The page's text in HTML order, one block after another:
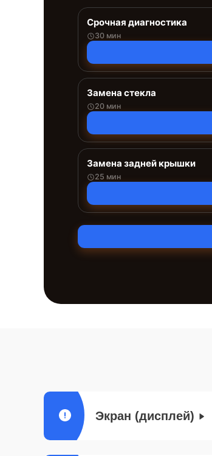
Срочная диагностика
30 мин
Замена стекла
20 мин
Замена задней крышки
25 мин
Экран (дисплей)